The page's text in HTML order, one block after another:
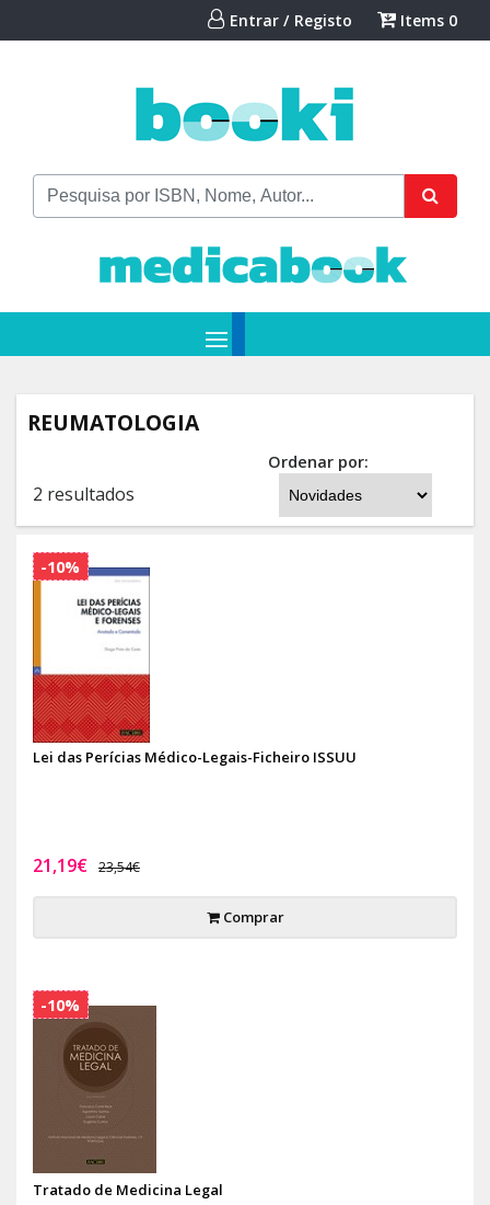
Entrar / Registo Items 0
REUMATOLOGIA
2 resultados
Ordenar por:
Lei das Perícias Médico-Legais-Ficheiro ISSUU
21,19€ 23,54€
Comprar
-10%
Tratado de Medicina Legal
-10%